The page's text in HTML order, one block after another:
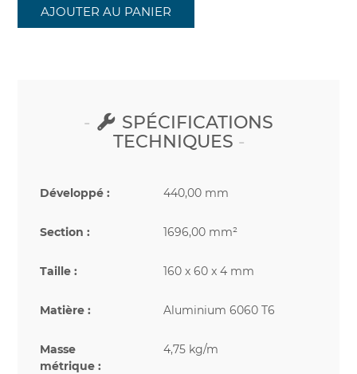
AJOUTER AU PANIER
SPÉCIFICATIONS
TECHNIQUES
Développé : 440,00 mm
Section : 1696,00 mm²
Taille : 160 x 60 x 4 mm
Matière : Aluminium 6060 T6
Masse
métrique :
4,75 kg/m